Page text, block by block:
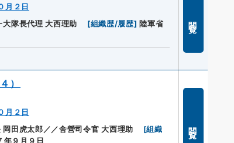
月２日
隊長代理 大西理助 [組織歴/履歴] 陸軍省
）
月２日
田虎太郎／／舎營司令官 大西理助 [組織
年９月９日